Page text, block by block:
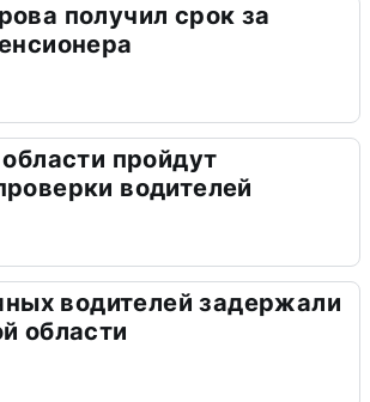
получил срок за
пройдут
водителей
водителей задержали
области